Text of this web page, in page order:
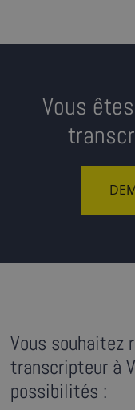
Vous
Vous souhaitez
transcripteur à
possibilités :